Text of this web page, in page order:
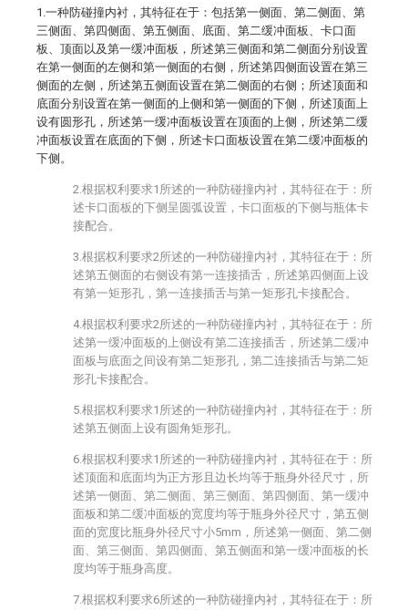
1.一种防碰撞内衬，其特征在于：包括第一侧面、第二侧面、第
三侧面、第四侧面、第五侧面、底面、第二缓冲面板、卡口面
板、顶面以及第一缓冲面板，所述第三侧面和第二侧面分别设置
在第一侧面的左侧和第一侧面的右侧，所述第四侧面设置在第三
侧面的左侧，所述第五侧面设置在第二侧面的右侧；所述顶面和
底面分别设置在第一侧面的上侧和第一侧面的下侧，所述顶面上
设有圆形孔，所述第一缓冲面板设置在顶面的上侧，所述第二缓
冲面板设置在底面的下侧，所述卡口面板设置在第二缓冲面板的
下侧。
2.根据权利要求1所述的一种防碰撞内衬，其特征在于：所
述卡口面板的下侧呈圆弧设置，卡口面板的下侧与瓶体卡
接配合。
3.根据权利要求2所述的一种防碰撞内衬，其特征在于：所
述第五侧面的右侧设有第一连接插舌，所述第四侧面上设
有第一矩形孔，第一连接插舌与第一矩形孔卡接配合。
4.根据权利要求2所述的一种防碰撞内衬，其特征在于：所
述第一缓冲面板的上侧设有第二连接插舌，所述第二缓冲
面板与底面之间设有第二矩形孔，第二连接插舌与第二矩
形孔卡接配合。
5.根据权利要求1所述的一种防碰撞内衬，其特征在于：所
述第五侧面上设有圆角矩形孔。
6.根据权利要求1所述的一种防碰撞内衬，其特征在于：所
述顶面和底面均为正方形且边长均等于瓶身外径尺寸，所
述第一侧面、第二侧面、第三侧面、第四侧面、第一缓冲
面板和第二缓冲面板的宽度均等于瓶身外径尺寸，第五侧
面的宽度比瓶身外径尺寸小5mm，所述第一侧面、第二侧
面、第三侧面、第四侧面、第五侧面和第一缓冲面板的长
度均等于瓶身高度。
7.根据权利要求6所述的一种防碰撞内衬，其特征在于：所